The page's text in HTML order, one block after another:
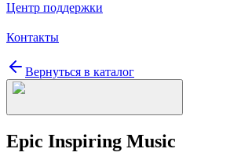
Центр поддержки
Контакты
Вернуться в каталог
Epic Inspiring Music